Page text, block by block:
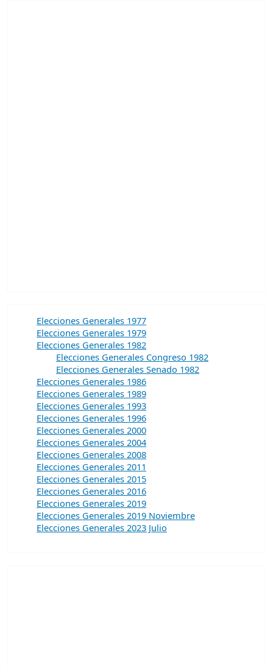
Elecciones Generales 1977
Elecciones Generales 1979
Elecciones Generales 1982
Elecciones Generales Congreso 1982
Elecciones Generales Senado 1982
Elecciones Generales 1986
Elecciones Generales 1989
Elecciones Generales 1993
Elecciones Generales 1996
Elecciones Generales 2000
Elecciones Generales 2004
Elecciones Generales 2008
Elecciones Generales 2011
Elecciones Generales 2015
Elecciones Generales 2016
Elecciones Generales 2019
Elecciones Generales 2019 Noviembre
Elecciones Generales 2023 Julio